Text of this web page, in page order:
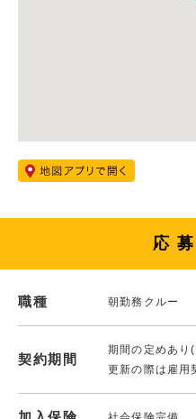
応
職種 朝勤務クルー
契約期間
期間の定めあり
更新の際は雇用